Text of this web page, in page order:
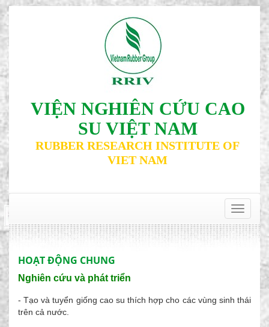
VIỆN NGHIÊN CỨU CAO
SU VIỆT NAM
RUBBER RESEARCH INSTITUTE OF
VIET NAM
Toggle
HOẠT ĐỘNG CHUNG
Nghiên cứu và phát triển
- Tạo và tuyển giống cao su thích hợp cho các vùng sinh thái
trên cả nước.